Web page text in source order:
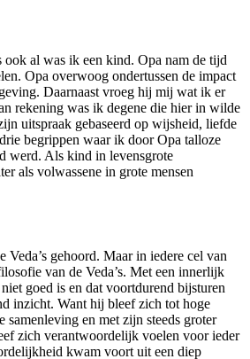
ook al was ik een kind. Opa nam de tijd
Opa overwoog ondertussen de impact
Daarnaast vroeg hij mij wat ik er
rekening was ik degene die hier in wilde
uitspraak gebaseerd op wijsheid, liefde
begrippen waar ik door Opa talloze
werd. Als kind in levensgrote
als volwassene in grote mensen
Veda’s gehoord. Maar in iedere cel van
van de Veda’s. Met een innerlijk
goed is en dat voortdurend bijsturen
inzicht. Want hij bleef zich tot hoge
samenleving en met zijn steeds groter
zich verantwoordelijk voelen voor ieder
kwam voort uit een diep